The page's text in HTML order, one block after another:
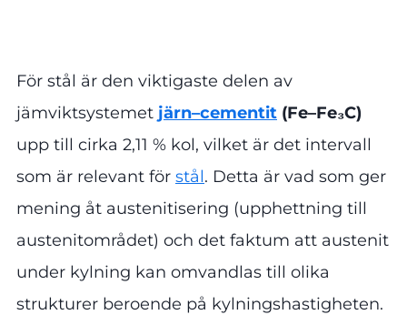
För stål är den viktigaste delen av
jämviktsystemet järn–cementit (Fe–Fe₃C)
upp till cirka 2,11 % kol, vilket är det intervall
som är relevant för stål. Detta är vad som ger
mening åt austenitisering (upphettning till
austenitområdet) och det faktum att austenit
under kylning kan omvandlas till olika
strukturer beroende på kylningshastigheten.